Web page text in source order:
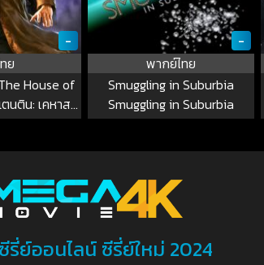
-
ย
House of
นติน: เคหาสน์
า
-
พากย์ไทย
Smuggling in Suburbia
Smuggling in Suburbia
รี่ย์ออนไลน์ ซีรี่ย์ใหม่ 2024